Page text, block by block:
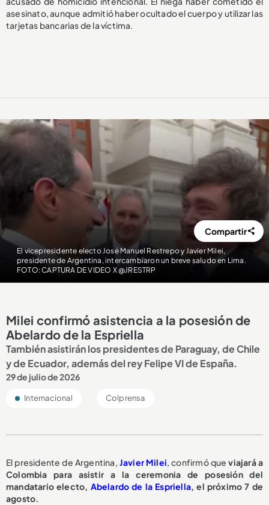
asesinato, aunque admitió haber ocultado el cuerpo y utilizar las
tarjetas bancarias de la víctima.
El vicepresidente electo José Manuel Restrepo y Javier Milei,
presidente de Argentina, intercambiaron un breve saludo en Lima.
FOTO: CAPTURA DE VIDEO X @JRESTRP
Compartir
Milei confirmó asistencia a la posesión de
Abelardo de la Espriella
También asistirán los presidentes de Paraguay, de Chile
y de Ecuador, además del rey Felipe VI de España.
29 de julio de 2026
Internacional Colprensa
El presidente de Argentina, Javier Milei, confirmó queviajará a
Colombia para asistir a la ceremonia de posesión del
mandatario electo, Abelardo de la Espriella, el próximo 7 de
agosto.